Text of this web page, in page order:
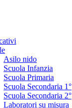
Asilo nido
Scuola Infanzia
Scuola Primaria
Scuola Secondaria 1°
Scuola Secondaria 2°
Laboratori su misura